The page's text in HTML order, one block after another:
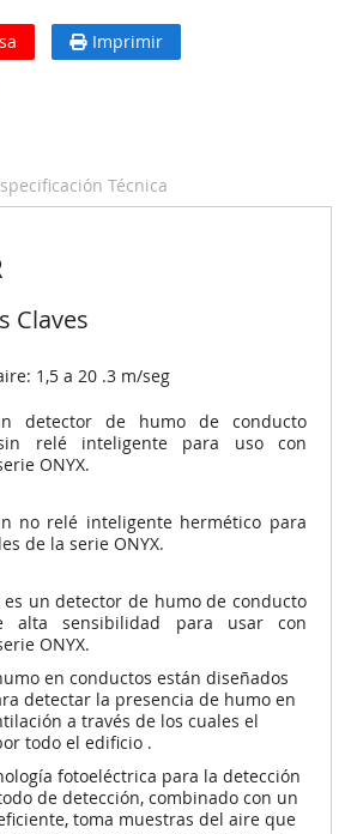
Imprimir
Técnica
Claves
1,5 a 20 .3 m/seg
detector de humo de conducto
relé inteligente para uso con
ONYX.
no relé inteligente hermético para
de la serie ONYX.
es un detector de humo de conducto
alta sensibilidad para usar con
ONYX.
en conductos están diseñados
detectar la presencia de humo en
a través de los cuales el
todo el edificio .
fotoeléctrica para la detección
de detección, combinado con un
toma muestras del aire que